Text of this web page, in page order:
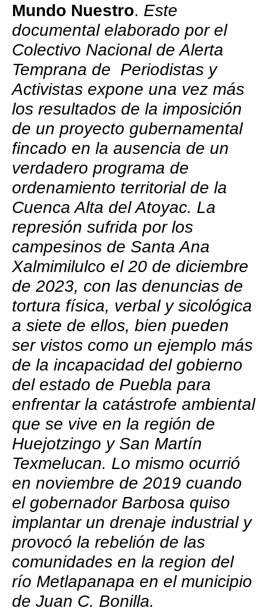
Mundo Nuestro. Este
documental elaborado por el
Colectivo Nacional de Alerta
Temprana de Periodistas y
Activistas expone una vez más
los resultados de la imposición
de un proyecto gubernamental
fincado en la ausencia de un
verdadero programa de
ordenamiento territorial de la
Cuenca Alta del Atoyac. La
represión sufrida por los
campesinos de Santa Ana
Xalmimilulco el 20 de diciembre
de 2023, con las denuncias de
tortura física, verbal y sicológica
a siete de ellos, bien pueden
ser vistos como un ejemplo más
de la incapacidad del gobierno
del estado de Puebla para
enfrentar la catástrofe ambiental
que se vive en la región de
Huejotzingo y San Martín
Texmelucan. Lo mismo ocurrió
en noviembre de 2019 cuando
el gobernador Barbosa quiso
implantar un drenaje industrial y
provocó la rebelión de las
comunidades en la region del
río Metlapanapa en el municipio
de Juan C. Bonilla.